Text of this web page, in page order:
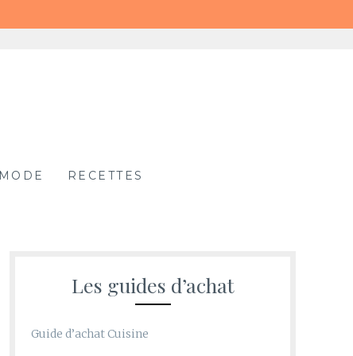
MODE
RECETTES
Les guides d’achat
Guide d’achat Cuisine